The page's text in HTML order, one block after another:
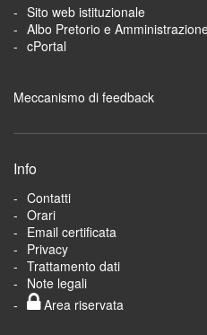
Sito web istituzionale
Albo Pretorio e
cPortal
Meccanismo di feedback
Info
Contatti
Orari
Email certificata
Privacy
Trattamento dati
Note legali
Area riservata